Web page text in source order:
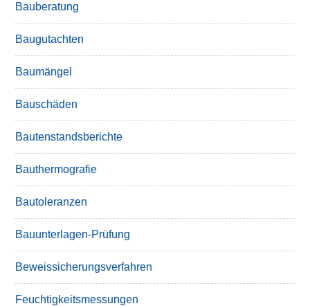
Bauberatung
Baugutachten
Baumängel
Bauschäden
Bautenstandsberichte
Bauthermografie
Bautoleranzen
Bauunterlagen-Prüfung
Beweissicherungsverfahren
Feuchtigkeitsmessungen